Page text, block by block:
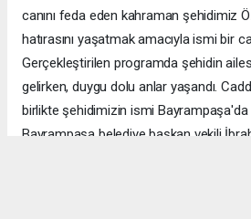
canını feda eden kahraman şehidimiz
hatırasını yaşatmak amacıyla ismi bir
Gerçekleştirilen programda şehidin
gelirken, duygu dolu anlar yaşandı.
birlikte şehidimizin ismi
Bayrampaşa belediye başkan vekili